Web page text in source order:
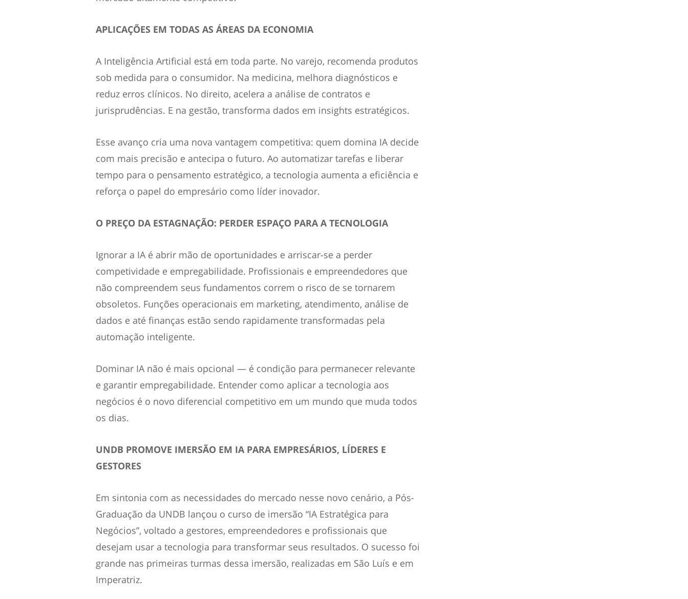
APLICAÇÕES EM TODAS AS ÁREAS DA ECONOMIA
A Inteligência Artificial está em toda parte. No varejo, recomenda produtos
sob medida para o consumidor. Na medicina, melhora diagnósticos e
reduz erros clínicos. No direito, acelera a análise de contratos e
jurisprudências. E na gestão, transforma dados em insights estratégicos.
Esse avanço cria uma nova vantagem competitiva: quem domina IA decide
com mais precisão e antecipa o futuro. Ao automatizar tarefas e liberar
tempo para o pensamento estratégico, a tecnologia aumenta a eficiência e
reforça o papel do empresário como líder inovador.
O PREÇO DA ESTAGNAÇÃO: PERDER ESPAÇO PARA A TECNOLOGIA
Ignorar a IA é abrir mão de oportunidades e arriscar-se a perder
competividade e empregabilidade. Profissionais e empreendedores que
não compreendem seus fundamentos correm o risco de se tornarem
obsoletos. Funções operacionais em marketing, atendimento, análise de
dados e até finanças estão sendo rapidamente transformadas pela
automação inteligente.
Dominar IA não é mais opcional — é condição para permanecer relevante
e garantir empregabilidade. Entender como aplicar a tecnologia aos
negócios é o novo diferencial competitivo em um mundo que muda todos
os dias.
UNDB PROMOVE IMERSÃO EM IA PARA EMPRESÁRIOS, LÍDERES E
GESTORES
Em sintonia com as necessidades do mercado nesse novo cenário, a Pós-
Graduação da UNDB lançou o curso de imersão “IA Estratégica para
Negócios”, voltado a gestores, empreendedores e profissionais que
desejam usar a tecnologia para transformar seus resultados. O sucesso foi
grande nas primeiras turmas dessa imersão, realizadas em São Luís e em
Imperatriz.